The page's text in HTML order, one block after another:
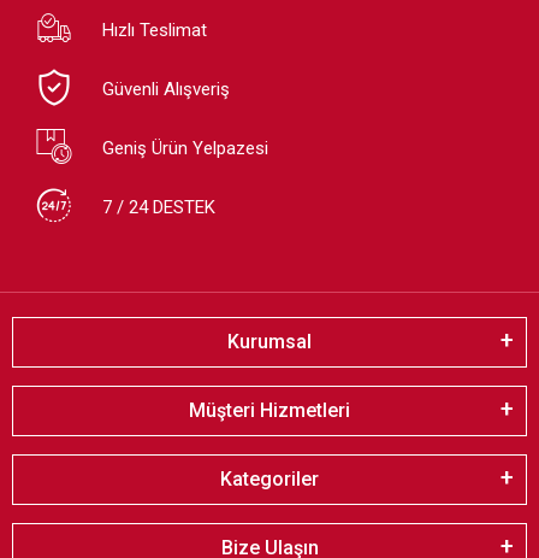
Hızlı Teslimat
Güvenli Alışveriş
Geniş Ürün Yelpazesi
7 / 24 DESTEK
Kurumsal
Müşteri Hizmetleri
Kategoriler
Bize Ulaşın